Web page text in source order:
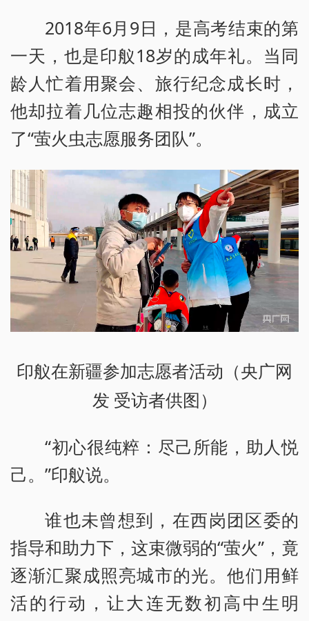
2018年6月9日，是高考结束的第
一天，也是印舣18岁的成年礼。当同
龄人忙着用聚会、旅行纪念成长时，
他却拉着几位志趣相投的伙伴，成立
了“萤火虫志愿服务团队”。
印舣在新疆参加志愿者活动（央广网
发 受访者供图）
“初心很纯粹：尽己所能，助人悦
己。”印舣说。
谁也未曾想到，在西岗团区委的
指导和助力下，这束微弱的“萤火”，竟
逐渐汇聚成照亮城市的光。他们用鲜
活的行动，让大连无数初高中生明